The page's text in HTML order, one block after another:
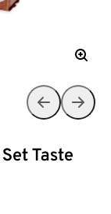
Taste